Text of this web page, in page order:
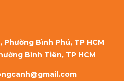
Bình Phú, TP HCM
Bình Tiên, TP HCM